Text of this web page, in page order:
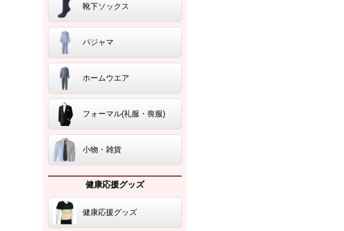
靴下ソックス
パジャマ
ホームウエア
フォーマル(礼服・喪服)
小物・雑貨
健康応援グッズ
健康応援グッズ